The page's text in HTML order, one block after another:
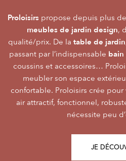
Proloisirs propose depuis plus
meubles de jardin design,
qualité/prix. De la table de jardin
passant par l’indispensable bain
coussins et accessoires…
meubler son espace
confortable. Proloisirs crée
air attractif, fonctionnel,
nécessite peu
JE
Océocrée dumobilier Premium
raffinement et participer de
émotions de la vie. Le mobilier
ses différents matériaux et de
frontières d’usage. Voir son
part entière nécessite du
L’illustration Océo passe
Trespa® qui équipent en
de jardinpour un plaisir
JE
Alizéest LA marque du
dont la conception et l’
s’adresse au plus
Le mobilier d’extérieur Alizé
agréable empreint de style,
d’utilisation, prix, pour des
Alizé est créée pour bien
modernité, la simplicité, le
JE